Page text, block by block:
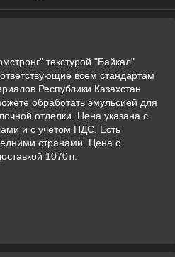
текстурой "Байкал"
всем стандартам
Республики Казахстан
обработать эмульсией для
отделки. Цена указана с
и с учетом НДС. Есть
странами. Цена с
1070тг.